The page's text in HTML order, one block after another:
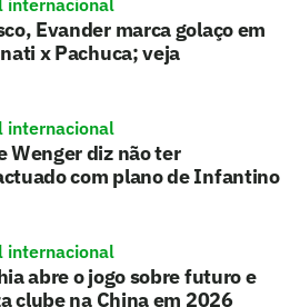
Evander marca golaço em
x Pachuca; veja
internacional
Wenger diz não ter
com plano de Infantino
internacional
abre o jogo sobre futuro e
clube na China em 2026